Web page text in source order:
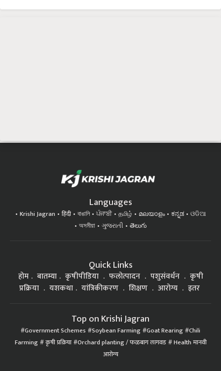
Languages
Krishi Jagran हिंदी বাঙালি ਪੰਜਾਬੀ தமிழ் മലയാളം ಕನ್ನಡ
ଓଡିଆ
অসমীয়া
ગુજરાતી తెలుగు
Quick Links
होम बातम्या कृषीपीडिया फलोत्पादन पशुसंवर्धन
कृषी
प्रक्रिया
यशकथा यांत्रिकीकरण शिक्षण आरोग्य इतर
Top on Krishi Jagran
Government Schemes Soybean Farming Goat Rearing Chili
Farming कृषी प्रक्रिया Orchard planting / फळबाग लागवड Health मानवी
आरोग्य